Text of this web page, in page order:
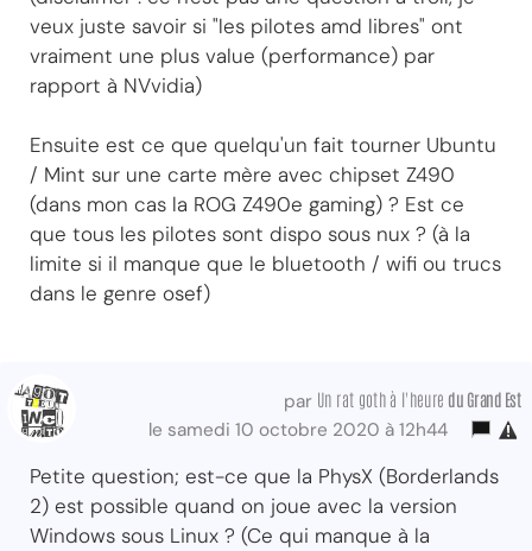
veux juste savoir si "les pilotes amd libres" ont
vraiment une plus value (performance) par
rapport à NVvidia)
Ensuite est ce que quelqu'un fait tourner Ubuntu
/ Mint sur une carte mère avec chipset Z490
(dans mon cas la ROG Z490e gaming) ? Est ce
que tous les pilotes sont dispo sous nux ? (à la
limite si il manque que le bluetooth / wifi ou trucs
dans le genre osef)
par Un rat goth à l'heure du Grand Est
le samedi 10 octobre 2020 à 12h44
Petite question; est-ce que la PhysX (Borderlands
2) est possible quand on joue avec la version
Windows sous Linux ? (Ce qui manque à la